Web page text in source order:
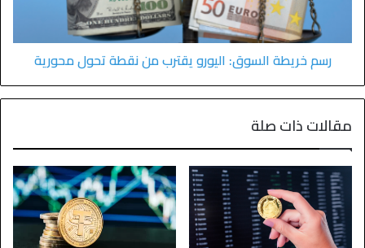
رسم خريطة السوق: اليورو يقترب من نقطة تحول محورية
مقالات ذات صلة